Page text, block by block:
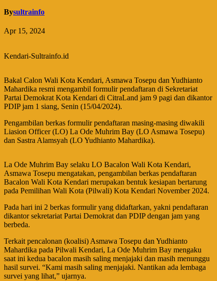
Bysultrainfo
Apr 15, 2024
Kendari-Sultrainfo.id
Bakal Calon Wali Kota Kendari, Asmawa Tosepu dan Yudhianto
Mahardika resmi mengambil formulir pendaftaran di Sekretariat
Partai Demokrat Kota Kendari di CitraLand jam 9 pagi dan dikantor
PDIP jam 1 siang, Senin (15/04/2024).
Pengambilan berkas formulir pendaftaran masing-masing diwakili
Liasion Officer (LO) La Ode Muhrim Bay (LO Asmawa Tosepu)
dan Sastra Alamsyah (LO Yudhianto Mahardika).
La Ode Muhrim Bay selaku LO Bacalon Wali Kota Kendari,
Asmawa Tosepu mengatakan, pengambilan berkas pendaftaran
Bacalon Wali Kota Kendari merupakan bentuk kesiapan bertarung
pada Pemilihan Wali Kota (Pilwali) Kota Kendari November 2024.
Pada hari ini 2 berkas formulir yang didaftarkan, yakni pendaftaran
dikantor sekretariat Partai Demokrat dan PDIP dengan jam yang
berbeda.
Terkait pencalonan (koalisi) Asmawa Tosepu dan Yudhianto
Mahardika pada Pilwali Kendari, La Ode Muhrim Bay mengaku
saat ini kedua bacalon masih saling menjajaki dan masih menunggu
hasil survei. “Kami masih saling menjajaki. Nantikan ada lembaga
survei yang lihat,” ujarnya.